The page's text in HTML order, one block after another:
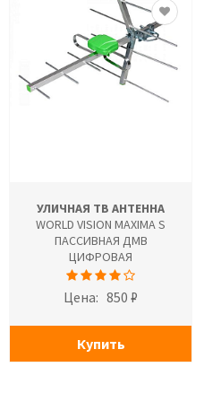
УЛИЧНАЯ ТВ АНТЕННА
WORLD VISION MAXIMA S
ПАССИВНАЯ ДМВ
ЦИФРОВАЯ
Цена: 850 ₽
Купить